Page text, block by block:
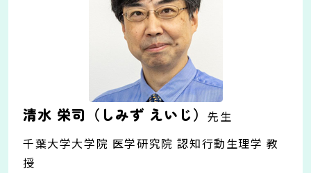
清水 栄司（しみず えいじ） 先生
千葉大学大学院 医学研究院 認知行動生理学 教
授